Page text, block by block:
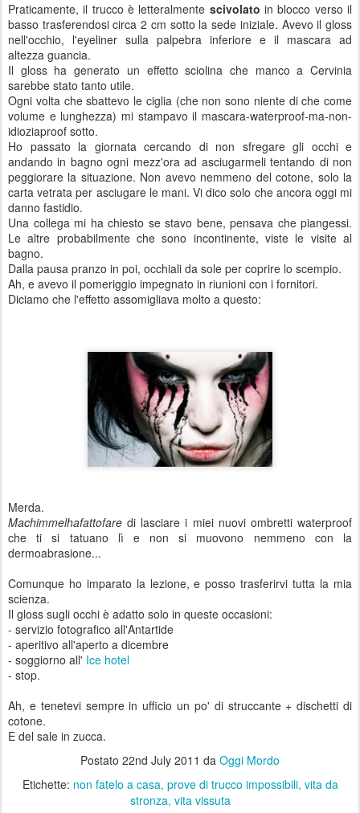
Praticamente, il trucco è letteralmente scivolato in blocco verso il
basso trasferendosi circa 2 cm sotto la sede iniziale. Avevo il gloss
nell'occhio, l'eyeliner sulla palpebra inferiore e il mascara ad
altezza guancia.
Il gloss ha generato un effetto sciolina che manco a Cervinia
sarebbe stato tanto utile.
Ogni volta che sbattevo le ciglia (che non sono niente di che come
volume e lunghezza) mi stampavo il mascara-waterproof-ma-non-
idioziaproof sotto.
Ho passato la giornata cercando di non sfregare gli occhi e
andando in bagno ogni mezz'ora ad asciugarmeli tentando di non
peggiorare la situazione. Non avevo nemmeno del cotone, solo la
carta vetrata per asciugare le mani. Vi dico solo che ancora oggi mi
danno fastidio.
Una collega mi ha chiesto se stavo bene, pensava che piangessi.
Le altre probabilmente che sono incontinente, viste le visite al
bagno.
Dalla pausa pranzo in poi, occhiali da sole per coprire lo scempio.
Ah, e avevo il pomeriggio impegnato in riunioni con i fornitori.
Diciamo che l'effetto assomigliava molto a questo:
Merda.
Machimmelhafattofare di lasciare i miei nuovi ombretti waterproof
che ti si tatuano lì e non si muovono nemmeno con la
dermoabrasione...
Comunque ho imparato la lezione, e posso trasferirvi tutta la mia
scienza.
Il gloss sugli occhi è adatto solo in queste occasioni:
- servizio fotografico all'Antartide
- aperitivo all'aperto a dicembre
- soggiorno all' Ice hotel
- stop.
Ah, e tenetevi sempre in ufficio un po' di struccante + dischetti di
cotone.
E del sale in zucca.
Postato 22nd July 2011 da Oggi Mordo
Etichette: non fatelo a casa prove di trucco impossibili vita da
stronza vita vissuta